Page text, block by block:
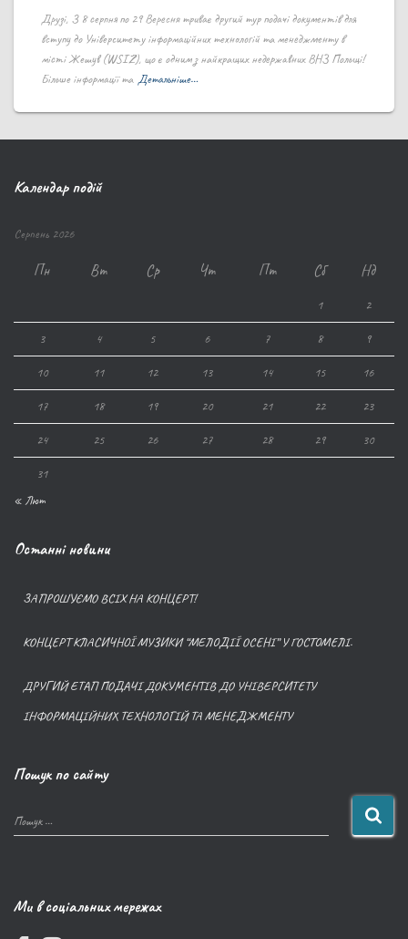
Друзі, З 8 серпня по 29 Вересня триває другий тур подачі документів для
вступу до Університету інформаційних технологій та менеджменту в
місті Жешув (WSIZ), що є одним з найкращих недержавних ВНЗ Польщі!
Більше інформації та Детальніше…
Календар подій
Серпень 2026
Пн Вт Ср Чт Пт Сб Нд
1 2
3 4 5 6 7 8 9
10 11 12 13 14 15 16
17 18 19 20 21 22 23
24 25 26 27 28 29 30
31
« Лют
Останні новини
ЗАПРОШУЄМО ВСІХ НА КОНЦЕРТ!
КОНЦЕРТ КЛАСИЧНОЇ МУЗИКИ “МЕЛОДІЇ ОСЕНІ” У ГОСТОМЕЛІ.
ДРУГИЙ ЕТАП ПОДАЧІ ДОКУМЕНТІВ ДО УНІВЕРСИТЕТУ
ІНФОРМАЦІЙНИХ ТЕХНОЛОГІЙ ТА МЕНЕДЖМЕНТУ
Пошук по сайту
Пошук …
Ми в соціальних мережах